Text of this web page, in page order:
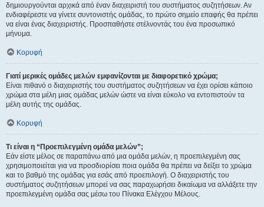
δημιουργούνται αρχικά από έναν διαχειριστή του συστήματος συζητήσεων. Αν
ενδιαφέρεστε να γίνετε συντονιστής ομάδας, το πρώτο σημείο επαφής θα πρέπει
να είναι ένας διαχειριστής. Προσπαθήστε στέλνοντάς του ένα προσωπικό
μήνυμα.
Κορυφή
Γιατί μερικές ομάδες μελών εμφανίζονται με διαφορετικό χρώμα;
Είναι πιθανό ο διαχειριστής του συστήματος συζητήσεων να έχει ορίσει κάποιο
χρώμα στα μέλη μιας ομάδας μελών ώστε να είναι εύκολο να εντοπιστούν τα
μέλη αυτής της ομάδας.
Κορυφή
Τι είναι η “Προεπιλεγμένη ομάδα μελών”;
Εάν είστε μέλος σε παραπάνω από μια ομάδα μελών, η προεπιλεγμένη σας
χρησιμοποιείται για να προσδιορίσει ποια ομάδα θα πρέπει να δείξει το χρώμα
και το βαθμό της ομάδας για εσάς από προεπιλογή. Ο διαχειριστής του
συστήματος συζητήσεων μπορεί να σας παραχωρήσει δικαίωμα να αλλάξετε την
προεπιλεγμένη ομάδα σας μέσω του Πίνακα Ελέγχου Μέλους.